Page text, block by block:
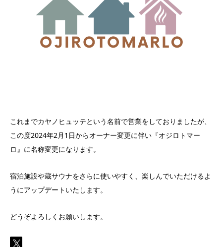
これまでカヤノヒュッテという名前で営業をしておりましたが、
この度2024年2月1日からオーナー変更に伴い『オジロトマー
ロ』に名称変更になります。
宿泊施設や蔵サウナをさらに使いやすく、楽しんでいただけるよ
うにアップデートいたします。
どうぞよろしくお願いします。